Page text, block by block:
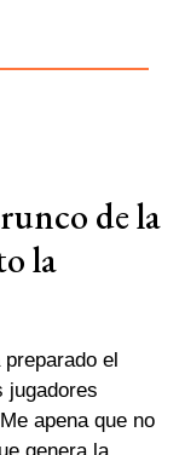
de la
la
el
jugadores
apena que no